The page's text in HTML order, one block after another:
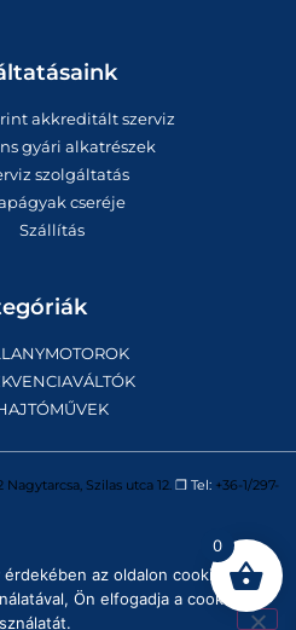
akkreditált szerviz
gyári alkatrészek
szolgáltatás
cseréje
Szállítás
Nagytarcsa, Szilas utca 12. ❒ Tel: +36-1/297-
0
az oldalon cookie-kat
Ön elfogadja a cookie-k